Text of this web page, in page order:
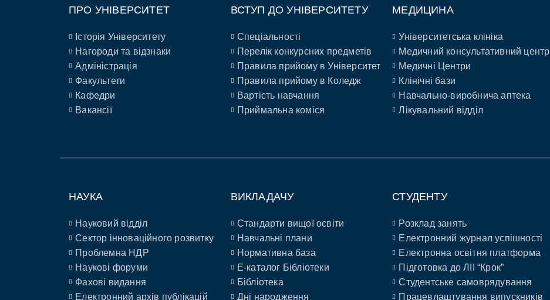
ПРО УНІВЕРСИТЕТ
Історія Університету
Нагороди та відзнаки
Адміністрація
Факультети
Кафедри
Вакансії
ВСТУП ДО УНІВЕРСИТЕТУ
Спеціальності
Перелік конкурсних предметів
Правила прийому в Університет
Правила прийому в Коледж
Вартість навчання
Приймальна коміся
МЕДИЦИНА
Університетська клініка
Медичний консультативний центр
Медичні Центри
Клінічні бази
Навчально-виробнича аптека
Лікувальний відділ
НАУКА
Науковий відділ
Сектор інноваційного розвитку
Проблемна НДР
Наукові форуми
Фахові видання
Електронний архів публікацій
ВИКЛАДАЧУ
Стандарти вищої освіти
Навчальні плани
Нормативна база
E-каталог Бібліотеки
Бібліотека
Дні народження
СТУДЕНТУ
Розклад занять
Електронний журнал успішності
Електронна освітня платформа
Підготовка до ЛІІ “Крок”
Студентське самоврядування
Працевлаштування випускників